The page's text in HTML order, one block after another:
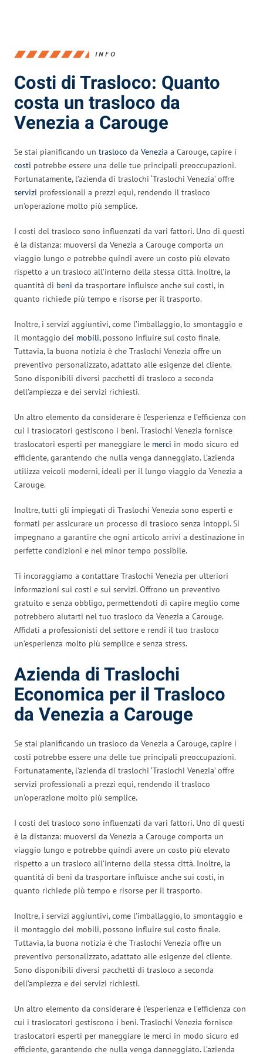
INFO
Costi di Trasloco: Quanto
costa un trasloco da
Venezia a Carouge
Se stai pianificando un trasloco da Venezia a Carouge, capire i
costi potrebbe essere una delle tue principali preoccupazioni.
Fortunatamente, l’azienda di traslochi ‘Traslochi Venezia’ offre
servizi professionali a prezzi equi, rendendo il trasloco
un’operazione molto più semplice.
I costi del trasloco sono influenzati da vari fattori. Uno di questi
è la distanza: muoversi da Venezia a Carouge comporta un
viaggio lungo e potrebbe quindi avere un costo più elevato
rispetto a un trasloco all’interno della stessa città. Inoltre, la
quantità di beni da trasportare influisce anche sui costi, in
quanto richiede più tempo e risorse per il trasporto.
Inoltre, i servizi aggiuntivi, come l’imballaggio, lo smontaggio e
il montaggio dei mobili, possono influire sul costo finale.
Tuttavia, la buona notizia è che Traslochi Venezia offre un
preventivo personalizzato, adattato alle esigenze del cliente.
Sono disponibili diversi pacchetti di trasloco a seconda
dell’ampiezza e dei servizi richiesti.
Un altro elemento da considerare è l’esperienza e l’efficienza con
cui i traslocatori gestiscono i beni. Traslochi Venezia fornisce
traslocatori esperti per maneggiare le merci in modo sicuro ed
efficiente, garantendo che nulla venga danneggiato. L’azienda
utilizza veicoli moderni, ideali per il lungo viaggio da Venezia a
Carouge.
Inoltre, tutti gli impiegati di Traslochi Venezia sono esperti e
formati per assicurare un processo di trasloco senza intoppi. Si
impegnano a garantire che ogni articolo arrivi a destinazione in
perfette condizioni e nel minor tempo possibile.
Ti incoraggiamo a contattare Traslochi Venezia per ulteriori
informazioni sui costi e sui servizi. Offrono un preventivo
gratuito e senza obbligo, permettendoti di capire meglio come
potrebbero aiutarti nel tuo trasloco da Venezia a Carouge.
Affidati a professionisti del settore e rendi il tuo trasloco
un’esperienza molto più semplice e senza stress.
Azienda di Traslochi
Economica per il Trasloco
da Venezia a Carouge
Se stai pianificando un trasloco da Venezia a Carouge, capire i
costi potrebbe essere una delle tue principali preoccupazioni.
Fortunatamente, l’azienda di traslochi ‘Traslochi Venezia’ offre
servizi professionali a prezzi equi, rendendo il trasloco
un’operazione molto più semplice.
I costi del trasloco sono influenzati da vari fattori. Uno di questi
è la distanza: muoversi da Venezia a Carouge comporta un
viaggio lungo e potrebbe quindi avere un costo più elevato
rispetto a un trasloco all’interno della stessa città. Inoltre, la
quantità di beni da trasportare influisce anche sui costi, in
quanto richiede più tempo e risorse per il trasporto.
Inoltre, i servizi aggiuntivi, come l’imballaggio, lo smontaggio e
il montaggio dei mobili, possono influire sul costo finale.
Tuttavia, la buona notizia è che Traslochi Venezia offre un
preventivo personalizzato, adattato alle esigenze del cliente.
Sono disponibili diversi pacchetti di trasloco a seconda
dell’ampiezza e dei servizi richiesti.
Un altro elemento da considerare è l’esperienza e l’efficienza con
cui i traslocatori gestiscono i beni. Traslochi Venezia fornisce
traslocatori esperti per maneggiare le merci in modo sicuro ed
efficiente, garantendo che nulla venga danneggiato. L’azienda